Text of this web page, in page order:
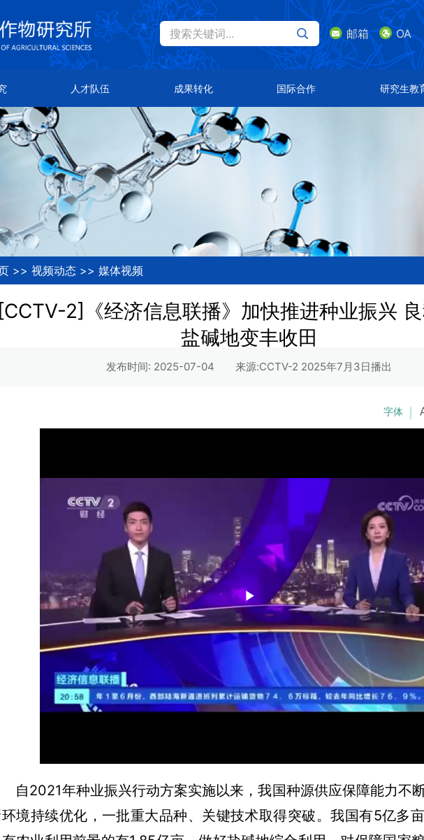
English 邮箱
队伍
风采 主导品种
主推技术
国际合作
总体概况
合作伙伴
研究生
搜索关键词... 邮箱 OA
人才队伍 成果转化 国际合作 研究生教
>>视频动态 >>媒体视频
2]《经济信息联播》加快推进种业振兴
盐碱地变丰收田
发布时间: 2025-07-04 来源:CCTV-2 2025年7月3日播出
字体
P
l
a
V
i
自2021年种业振兴行动方案实施以来，我国种源供应保障能力不
境持续优化，一批重大品种、关键技术取得突破。我国有5亿多